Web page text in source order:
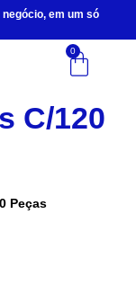
em um só
0
C/120
Peças